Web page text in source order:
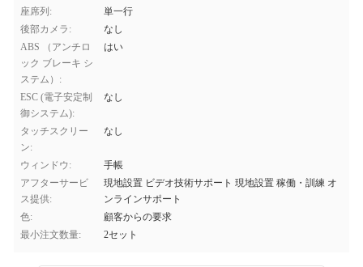
座席列:
単一行
後部カメラ:
なし
ABS （アンチロ
ック ブレーキ シ
ステム）:
はい
ESC (電子安定制
御システム):
なし
タッチスクリー
ン:
なし
ウィンドウ:
手帳
アフターサービ
ス提供:
現地設置 ビデオ技術サポート 現地設置 稼働・訓練 オ
ンラインサポート
色:
顧客からの要求
最小注文数量:
2セット